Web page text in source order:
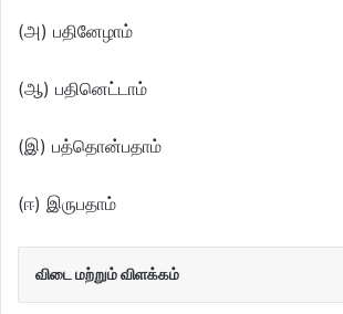
(அ) பதினேழாம்
(ஆ) பதினெட்டாம்
(இ) பத்தொன்பதாம்
(ஈ) இருபதாம்
விடை மற்றும் விளக்கம்